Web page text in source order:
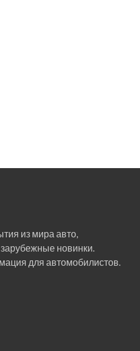
из мира авто,
новинки.
для автомобилистов.